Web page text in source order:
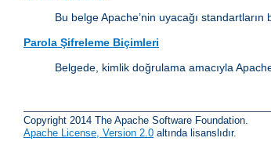
Bu belge Apache’nin uyacağı standartların
Parola Şifreleme Biçimleri
Belgede, kimlik doğrulama amacıyla
Copyright 2014 The Apache Software Foundation.
Apache License, Version 2.0 altında lisanslıdır.